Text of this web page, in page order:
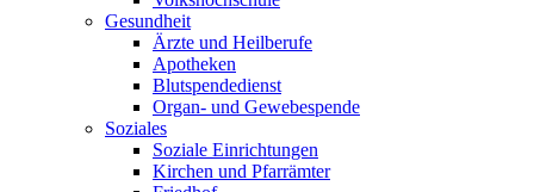
Gesundheit
Ärzte und Heilberufe
Apotheken
Blutspendedienst
Organ- und Gewebespende
Soziales
Soziale Einrichtungen
Kirchen und Pfarrämter